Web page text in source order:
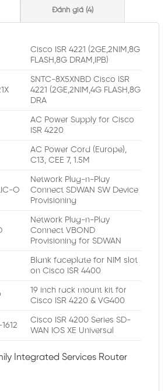
Đánh giá (4)
Cisco ISR 4221 (2GE,2NIM,8G
FLASH,8G DRAM,IPB)
SNTC-8X5XNBD Cisco ISR
4221 (2GE,2NIM,4G FLASH,8G
DRA
AC Power Supply for Cisco
ISR 4220
AC Power Cord (Europe),
C13, CEE 7, 1.5M
O
Network Plug-n-Play
Connect SDWAN SW Device
Provisioning
Network Plug-n-Play
Connect VBOND
Provisioning for SDWAN
Blank faceplate for NIM slot
on Cisco ISR 4400
19 inch rack mount kit for
Cisco ISR 4220 & VG400
Cisco ISR 4200 Series SD-
WAN IOS XE Universal
Integrated Services Router